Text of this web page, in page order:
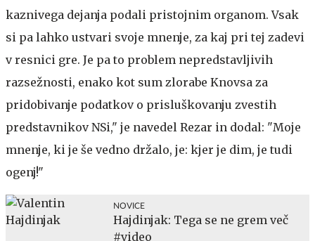
kaznivega dejanja podali pristojnim organom. Vsak
si pa lahko ustvari svoje mnenje, za kaj pri tej zadevi
v resnici gre. Je pa to problem nepredstavljivih
razsežnosti, enako kot sum zlorabe Knovsa za
pridobivanje podatkov o prisluškovanju zvestih
predstavnikov NSi," je navedel Rezar in dodal: "Moje
mnenje, ki je še vedno držalo, je: kjer je dim, je tudi
ogenj!"
NOVICE
Hajdinjak: Tega se ne grem več
#video